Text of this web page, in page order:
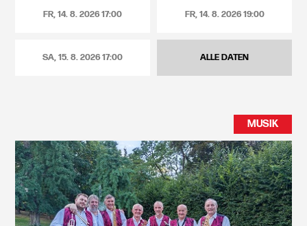
FR, 14. 8. 202617:00 FR, 14. 8. 202619:00
SA, 15. 8. 202617:00 ALLE DATEN
MUSIK